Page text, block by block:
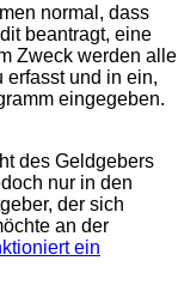
normal, dass
beantragt, eine
Zweck werden alle
erfasst und in ein,
eingegeben.
des Geldgebers
nur in den
der sich
an der
ein